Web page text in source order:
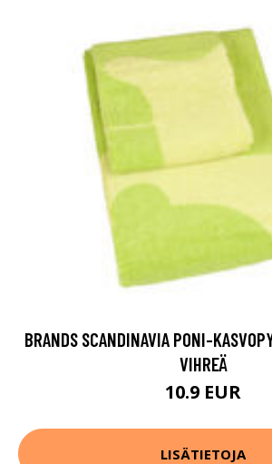
BRANDS SCANDINAVIA PONI-
VIHREÄ
10.9 EUR
LISÄTIETOJA